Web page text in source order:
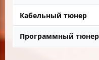
Кабельный тюнер
Программный